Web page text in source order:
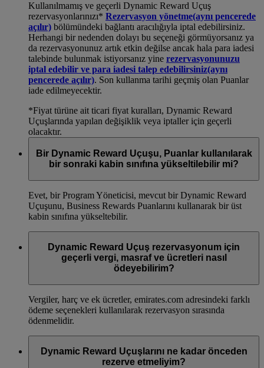
Kullanılmamış ve geçerli Dynamic Reward Uçuş
rezervasyonlarınızı* Rezervasyon yönetme(aynı pencerede
açılır) bölümündeki bağlantı aracılığıyla iptal edebilirsiniz.
Herhangi bir nedenden dolayı bu seçeneği görmüyorsanız ya
da rezervasyonunuz artık etkin değilse ancak hala para iadesi
talebinde bulunmak istiyorsanız yine rezervasyonunuzu
iptal edebilir ve para iadesi talep edebilirsiniz(aynı
pencerede açılır). Son kullanma tarihi geçmiş olan Puanlar
iade edilmeyecektir.
*Fiyat türüne ait ticari fiyat kuralları, Dynamic Reward
Uçuşlarında yapılan değişiklik veya iptaller için geçerli
olacaktır.
Bir Dynamic Reward Uçuşu, Puanlar kullanılarak
bir sonraki kabin sınıfına yükseltilebilir mi?
Evet, bir Program Yöneticisi, mevcut bir Dynamic Reward
Uçuşunu, Business Rewards Puanlarını kullanarak bir üst
kabin sınıfına yükseltebilir.
Dynamic Reward Uçuş rezervasyonum için
geçerli vergi, masraf ve ücretleri nasıl
ödeyebilirim?
Vergiler, harç ve ek ücretler, emirates.com adresindeki farklı
ödeme seçenekleri kullanılarak rezervasyon sırasında
ödenmelidir.
Dynamic Reward Uçuşlarını ne kadar önceden
rezerve etmeliyim?